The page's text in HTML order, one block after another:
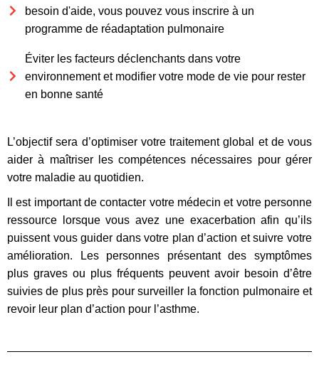
besoin d'aide, vous pouvez vous inscrire à un
programme de réadaptation pulmonaire
Éviter les facteurs déclenchants dans votre
environnement et modifier votre mode de vie pour rester
en bonne santé
L’objectif sera d’optimiser votre traitement global et de vous
aider à maîtriser les compétences nécessaires pour gérer
votre maladie au quotidien.
Il est important de contacter votre médecin et votre personne
ressource lorsque vous avez une exacerbation afin qu’ils
puissent vous guider dans votre plan d’action et suivre votre
amélioration. Les personnes présentant des symptômes
plus graves ou plus fréquents peuvent avoir besoin d’être
suivies de plus près pour surveiller la fonction pulmonaire et
revoir leur plan d’action pour l’asthme.